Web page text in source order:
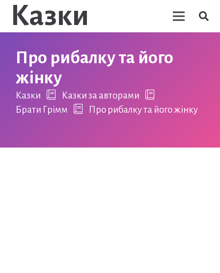
Казки
Про рибалку та його
жінку
Казки
Казки за авторами
Брати Грімм
Про рибалку та його жінку